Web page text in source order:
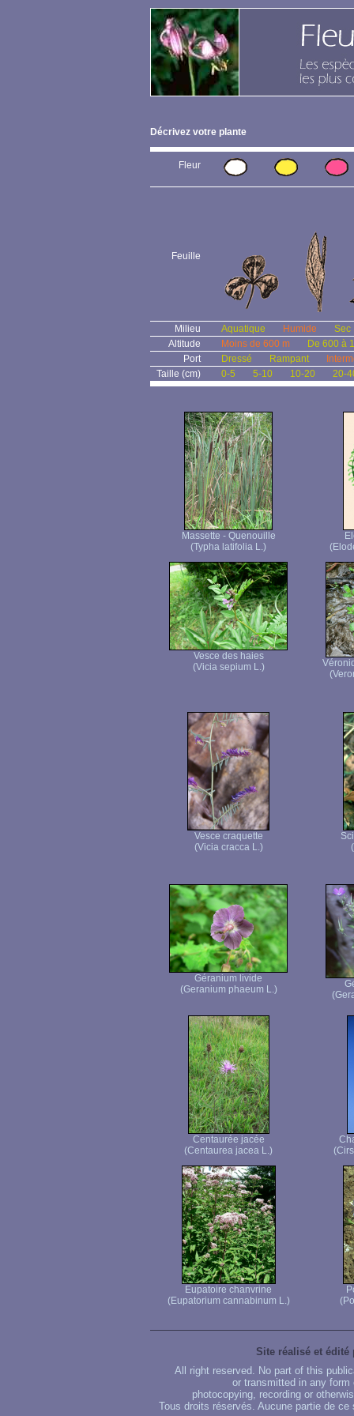
Décrivez votre plante
Fleur
Feuille
Milieu Aquatique Humide
Sec
Altitude
Moins de 600 m
De 600 à
Port
Dressé Rampant
Taille (cm)
0-5 5-10 10-20 20-
Massette - Quenouille
(Typha latifolia L.)
Vesce des haies
(Vicia sepium L.)
Vesce craquette
(Vicia cracca L.)
Géranium livide
(Geranium phaeum L.)
Centaurée jacée
(Centaurea jacea L.)
Eupatoire chanvrine
(Eupatorium cannabinum L.)
Site réalisé et édité
All right reserved. No part of this
or transmitted in any
photocopying, recording or
Tous droits réservés. Aucune partie de